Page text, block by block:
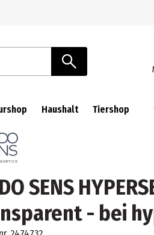
Haushalt Tiershop
SENS
- bei